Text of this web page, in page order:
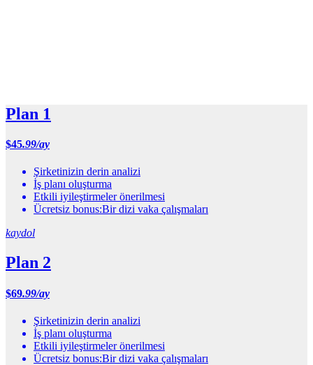
Plan 1
$45.99/ay
Şirketinizin derin analizi
İş planı oluşturma
Etkili iyileştirmeler önerilmesi
Ücretsiz bonus:Bir dizi vaka çalışmaları
kaydol
Plan 2
$69.99/ay
Şirketinizin derin analizi
İş planı oluşturma
Etkili iyileştirmeler önerilmesi
Ücretsiz bonus:Bir dizi vaka çalışmaları